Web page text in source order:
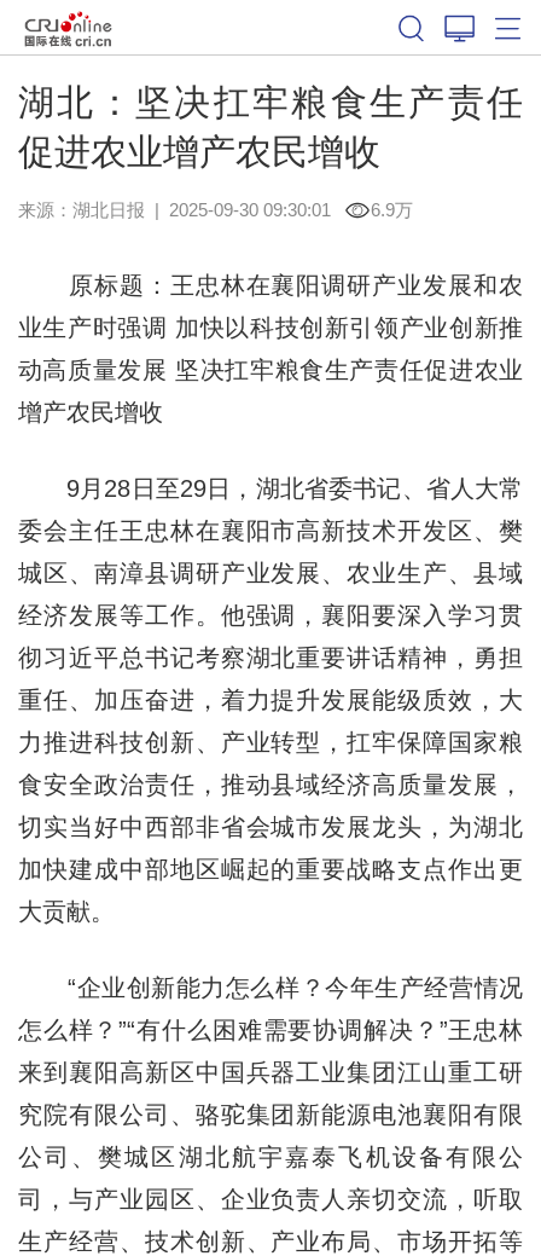
湖北：坚决扛牢粮食生产责任
促进农业增产农民增收
来源： 湖北日报 | 2025-09-30 09:30:01 6.9万
原标题：王忠林在襄阳调研产业发展和农
业生产时强调 加快以科技创新引领产业创新推
动高质量发展 坚决扛牢粮食生产责任促进农业
增产农民增收
9月28日至29日，湖北省委书记、省人大常
委会主任王忠林在襄阳市高新技术开发区、樊
城区、南漳县调研产业发展、农业生产、县域
经济发展等工作。他强调，襄阳要深入学习贯
彻习近平总书记考察湖北重要讲话精神，勇担
重任、加压奋进，着力提升发展能级质效，大
力推进科技创新、产业转型，扛牢保障国家粮
食安全政治责任，推动县域经济高质量发展，
切实当好中西部非省会城市发展龙头，为湖北
加快建成中部地区崛起的重要战略支点作出更
大贡献。
“企业创新能力怎么样？今年生产经营情况
怎么样？”“有什么困难需要协调解决？”王忠林
来到襄阳高新区中国兵器工业集团江山重工研
究院有限公司、骆驼集团新能源电池襄阳有限
公司、樊城区湖北航宇嘉泰飞机设备有限公
司，与产业园区、企业负责人亲切交流，听取
生产经营、技术创新、产业布局、市场开拓等